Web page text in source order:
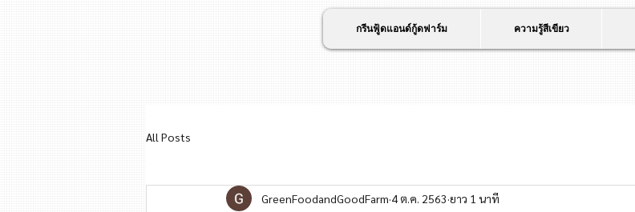
กรีนฟู้ดแอนด์กู้ดฟาร์ม ความรู้สีเขียว
All Posts
GreenFoodandGoodFarm 4 ต.ค. 2563 ยาว 1 นาที